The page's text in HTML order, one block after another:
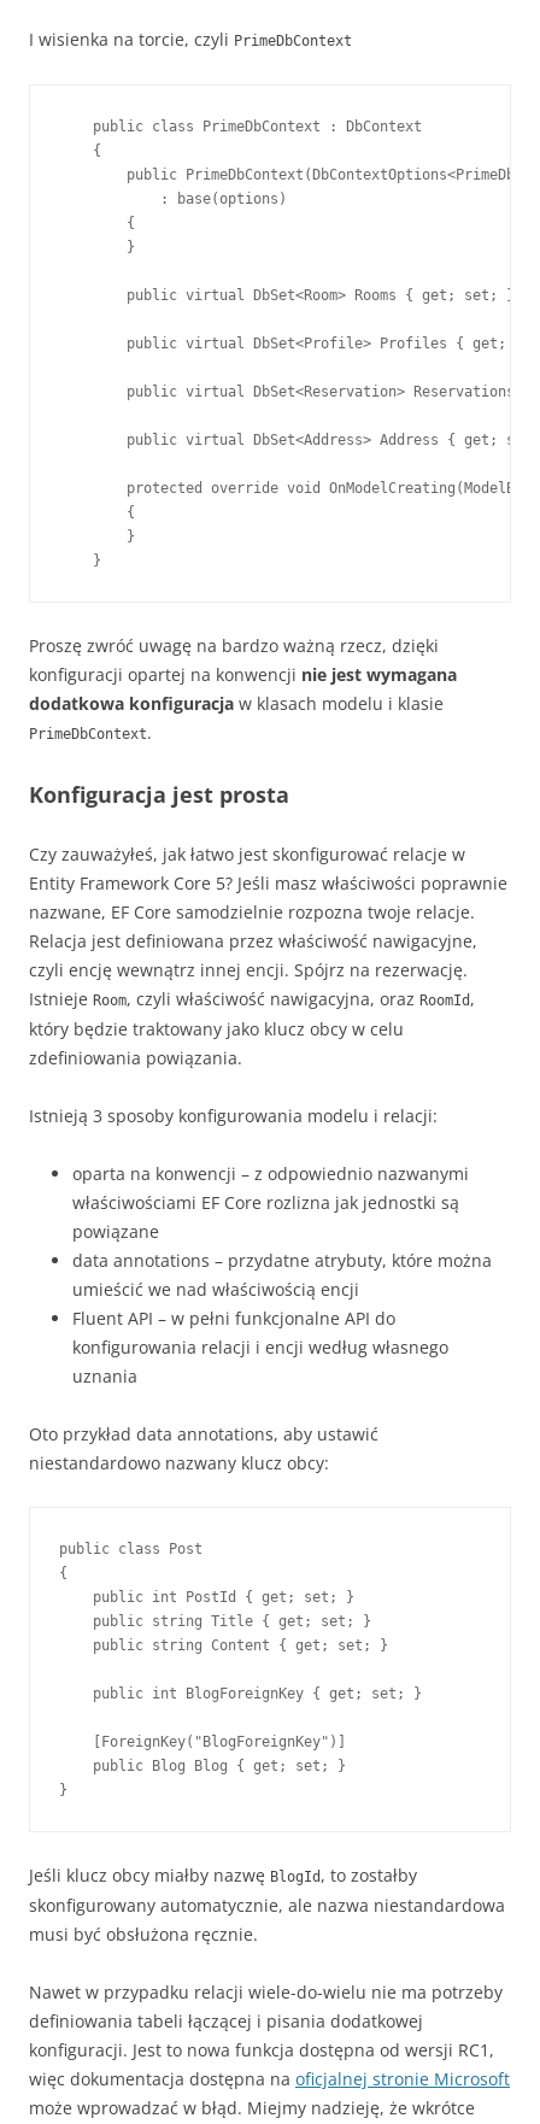
I wisienka na torcie, czyli PrimeDbContext
    public class PrimeDbContext : DbContext
    {
public
            : base(options)
        {
        }
        public virtual DbSet<Room> Rooms { get; set; }
public virtual DbSet<Profile> Profiles { get;
public virtual DbSet<Reservation> Reservations {
public virtual DbSet<Address> Address { get;
protected override void
        {
        }
    }
Proszę zwróć uwagę na bardzo ważną rzecz, dzięki
konfiguracji opartej na konwencji nie jest wymagana
dodatkowa konfiguracja w klasach modelu i klasie
PrimeDbContext.
Konfiguracja jest prosta
Czy zauważyłeś, jak łatwo jest skonfigurować relacje w
Entity Framework Core 5? Jeśli masz właściwości poprawnie
nazwane, EF Core samodzielnie rozpozna twoje relacje.
Relacja jest definiowana przez właściwość nawigacyjne,
czyli encję wewnątrz innej encji. Spójrz na rezerwację.
Istnieje Room, czyli właściwość nawigacyjna, oraz RoomId ,
który będzie traktowany jako klucz obcy w celu
zdefiniowania powiązania.
Istnieją 3 sposoby konfigurowania modelu i relacji:
oparta na konwencji – z odpowiednio nazwanymi
właściwościami EF Core rozlizna jak jednostki są
powiązane
data annotations – przydatne atrybuty, które można
umieścić we nad właściwością encji
Fluent API – w pełni funkcjonalne API do
konfigurowania relacji i encji według własnego
uznania
Oto przykład data annotations, aby ustawić
niestandardowo nazwany klucz obcy:
public class Post
{
    public int PostId { get; set; }
    public string Title { get; set; }
    public string Content { get; set; }
    public int BlogForeignKey { get; set; }
    [ForeignKey("BlogForeignKey")]
    public Blog Blog { get; set; }
}
Jeśli klucz obcy miałby nazwę BlogId , to zostałby
skonfigurowany automatycznie, ale nazwa niestandardowa
musi być obsłużona ręcznie.
Nawet w przypadku relacji wiele-do-wielu nie ma potrzeby
definiowania tabeli łączącej i pisania dodatkowej
konfiguracji. Jest to nowa funkcja dostępna od wersji RC1,
więc dokumentacja dostępna na oficjalnej stronie Microsoft
może wprowadzać w błąd. Miejmy nadzieję, że wkrótce